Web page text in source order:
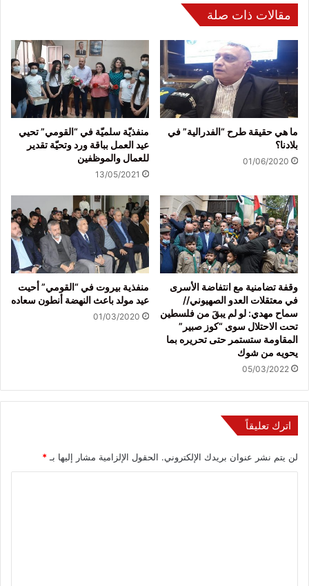
مقالات ذات صلة
ما هي حقيقة طرح “الفدرالية” في
بلادنا؟
01/06/2020
منفذيّة سلميّة في “القومي” تحيي
عيد العمل بباقة ورد وتحيّة تقدير
للعمال والموظفين
13/05/2021
وقفة تضامنية مع انتفاضة الأسرى
في معتقلات العدو الصهيوني//
سماح مهدي: لو لم يبقَ من فلسطين
تحت الاحتلال سوى “كوز صبير”
المقاومة ستستمر حتى تحريره بما
يحويه من شوك
05/03/2022
منفذية بيروت في “القومي” أحيت
عيد مولد باعث النهضة أنطون سعاده
01/03/2020
اترك تعليقاً
لن يتم نشر عنوان بريدك الإلكتروني. الحقول الإلزامية مشار إليها بـ *